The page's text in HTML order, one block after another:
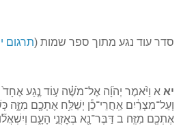
סדר עוד נגע מתוך ספר שמות (תרגום
יא א וַיֹּ֨אמֶר יְהֹוָ֜ה אֶל־מֹשֶׁ֗ה ע֣וֹד נֶ֤גַע
וְעַל־מִצְרַ֔יִם אַֽחֲרֵי־כֵ֕ן יְשַׁלַּ֥ח אֶתְכֶ֖ם מִזֶּ֑ה
אֶתְכֶ֖ם מִזֶּֽה׃ ב דַּבֶּר־נָ֖א בְּאׇזְנֵ֣י הָעָ֑ם